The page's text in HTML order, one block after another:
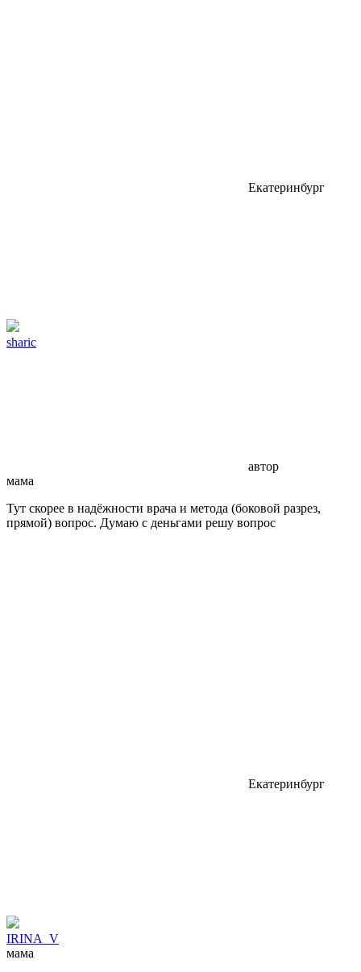
Екатеринбург
sharic
автор
мама
Тут скорее в надёжности врача и метода (боковой разрез,
прямой) вопрос. Думаю с деньгами решу вопрос
Екатеринбург
IRINA_V
мама